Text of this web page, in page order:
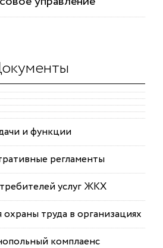
и функции
регламенты
услуг ЖКХ
труда в организациях
комплаенс